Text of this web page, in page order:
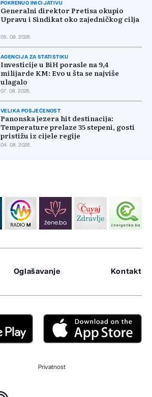
POKRENUO INICIJATIVU
Generalni direktor Pretisa okupio
Upravu i Sindikat oko zajedničkog cilja
05. 08. 2026.
AGENCIJA ZA STATISTIKU
Investicije u BiH porasle na 9,4
milijarde KM: Evo u šta se najviše
ulagalo
07. 08. 2026.
VELIKA POSJEĆENOST
Panonska jezera hit destinacija:
Temperature prelaze 35 stepeni, gosti
pristižu iz cijele regije
04. 08. 2026.
Oglašavanje Kontakt
Privatnost